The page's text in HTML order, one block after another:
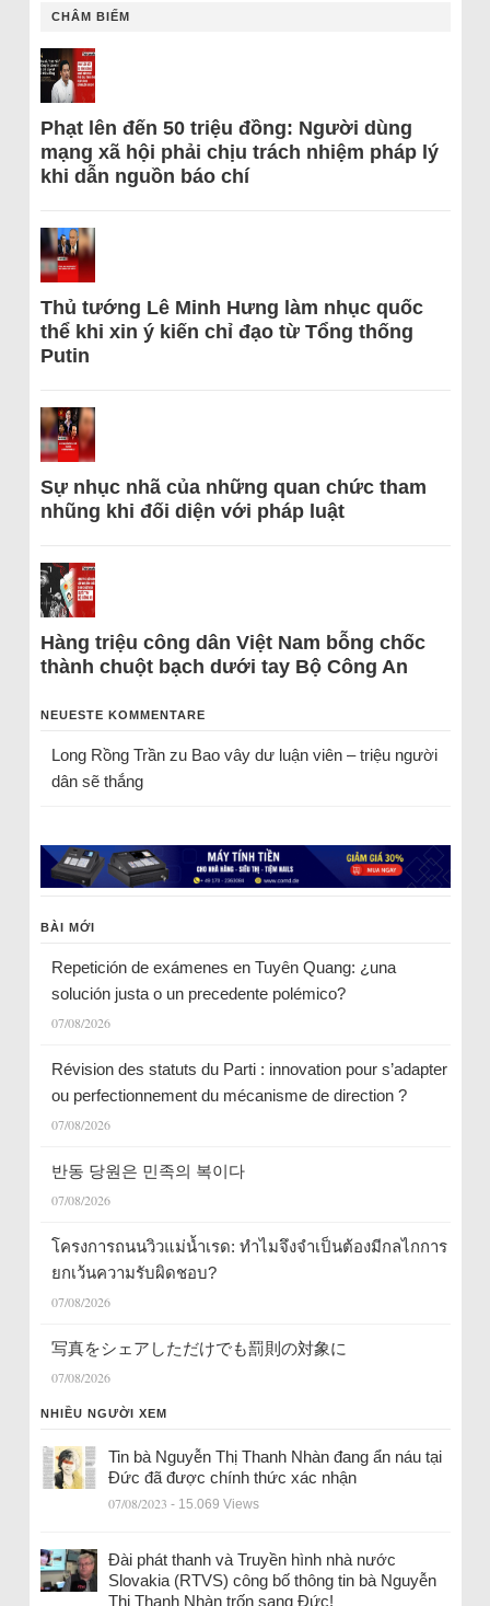
CHÂM BIẾM
Phạt lên đến 50 triệu đồng: Người dùng
mạng xã hội phải chịu trách nhiệm pháp lý
khi dẫn nguồn báo chí
Thủ tướng Lê Minh Hưng làm nhục quốc
thể khi xin ý kiến chỉ đạo từ Tổng thống
Putin
Sự nhục nhã của những quan chức tham
nhũng khi đối diện với pháp luật
Hàng triệu công dân Việt Nam bỗng chốc
thành chuột bạch dưới tay Bộ Công An
NEUESTE KOMMENTARE
Long Rồng Trầnzu Bao vây dư luận viên – triệu người
dân sẽ thắng
BÀI MỚI
Repetición de exámenes en Tuyên Quang: ¿una
solución justa o un precedente polémico?
07/08/2026
Révision des statuts du Parti : innovation pour s’adapter
ou perfectionnement du mécanisme de direction ?
07/08/2026
반동 당원은 민족의 복이다
07/08/2026
โครงการถนนวิวแม่น้ำเรด: ทำไมจึงจำเป็นต้องมีกลไกการ
ยกเว้นความรับผิดชอบ?
07/08/2026
写真をシェアしただけでも罰則の対象に
07/08/2026
NHIỀU NGƯỜI XEM
Tin bà Nguyễn Thị Thanh Nhàn đang ẩn náu tại
Đức đã được chính thức xác nhận
07/08/2023 - 15.069 Views
Đài phát thanh và Truyền hình nhà nước
Slovakia (RTVS) công bố thông tin bà Nguyễn
Thị Thanh Nhàn trốn sang Đức!